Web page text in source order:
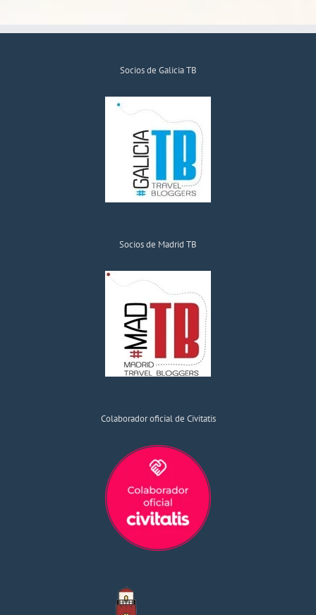
Socios de Galicia TB
Socios de Madrid TB
Colaborador oficial de Civitatis